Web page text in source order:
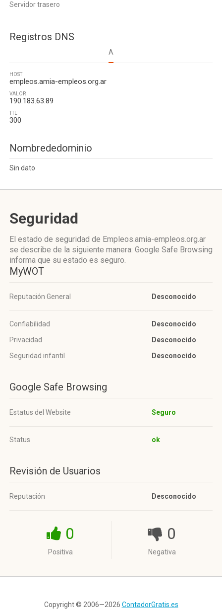
Servidor trasero
Registros DNS
A
HOST
empleos.amia-empleos.org.ar
VALOR
190.183.63.89
TTL
300
Nombrededominio
Sin dato
Seguridad
El estado de seguridad de Empleos.amia-empleos.org.ar
se describe de la siguiente manera: Google Safe Browsing
informa que su estado es seguro.
MyWOT
Reputación General Desconocido
Confiabilidad
Desconocido
Privacidad
Desconocido
Seguridad infantil
Desconocido
Google Safe Browsing
Estatus del Website Seguro
Status ok
Revisión de Usuarios
Reputación Desconocido
0
Positiva
0
Negativa
Copyright © 2006—2026 ContadorGratis.es